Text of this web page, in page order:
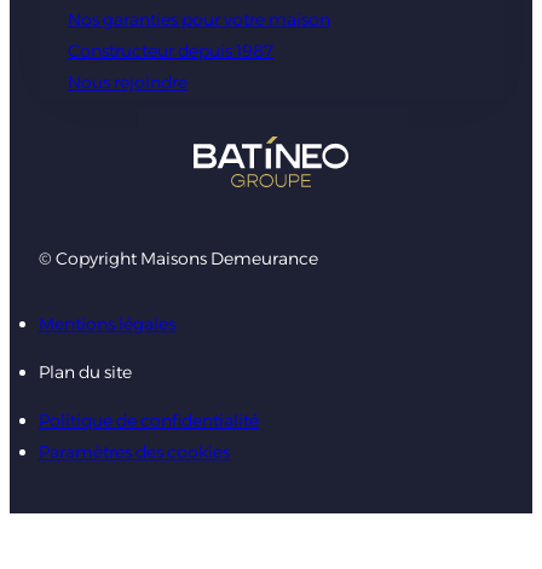
Nos garanties pour votre maison
Constructeur depuis 1987
Nous rejoindre
© Copyright Maisons Demeurance
Mentions légales
Plan du site
Politique de confidentialité
Paramètres des cookies